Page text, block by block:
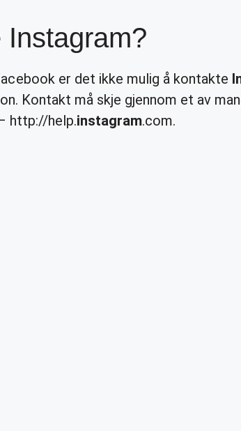
Instagram?
er det ikke mulig å kontakte
Kontakt må skje gjennom et av
http://help.instagram.com.